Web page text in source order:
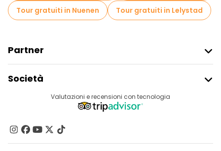
Tour gratuiti in Nuenen
Tour gratuiti in Lelystad
Partner
Accesso Del Fornitore
Programma Di Affiliazione
Società
Destinazioni
Contattaci
Gruppi
Valutazioni e recensioni con tecnologia